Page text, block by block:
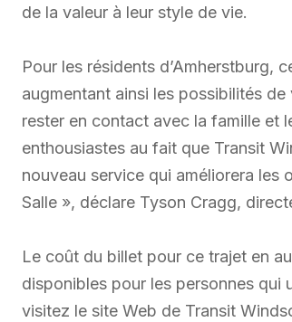
de la valeur à leur style de vie.
Pour les résidents d’Amherstburg,
augmentant ainsi les possibilités
rester en contact avec la famille et
enthousiastes au fait que Transit
nouveau service qui améliorera les
Salle », déclare Tyson Cragg,
Le coût du billet pour ce trajet en
disponibles pour les personnes qui
visitez le site Web de Transit